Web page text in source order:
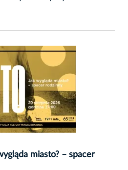
miasto? – spacer